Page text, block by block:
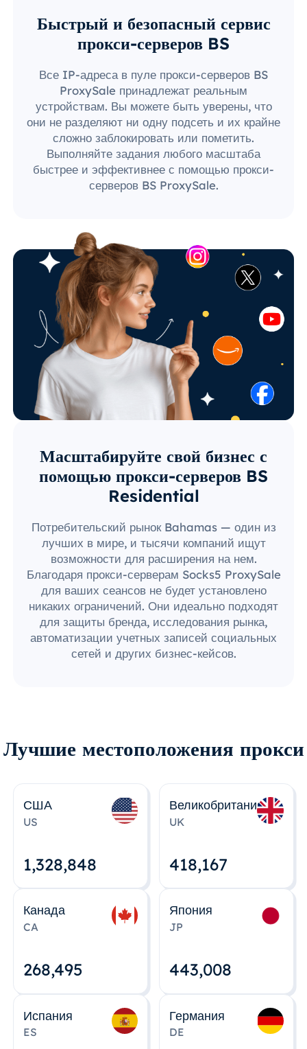
Быстрый и безопасный сервис
прокси-серверов BS
Все IP-адреса в пуле прокси-серверов BS
ProxySale принадлежат реальным
устройствам. Вы можете быть уверены, что
они не разделяют ни одну подсеть и их крайне
сложно заблокировать или пометить.
Выполняйте задания любого масштаба
быстрее и эффективнее с помощью прокси-
серверов BS ProxySale.
Масштабируйте свой бизнес с
помощью прокси-серверов BS
Residential
Потребительский рынок Bahamas — один из
лучших в мире, и тысячи компаний ищут
возможности для расширения на нем.
Благодаря прокси-серверам Socks5 ProxySale
для ваших сеансов не будет установлено
никаких ограничений. Они идеально подходят
для защиты бренда, исследования рынка,
автоматизации учетных записей социальных
сетей и других бизнес-кейсов.
Лучшие местоположения прокси
США
US
1,328,848
Великобритания
UK
418,167
Канада
CA
268,495
Япония
JP
443,008
Испания
ES
Германия
DE